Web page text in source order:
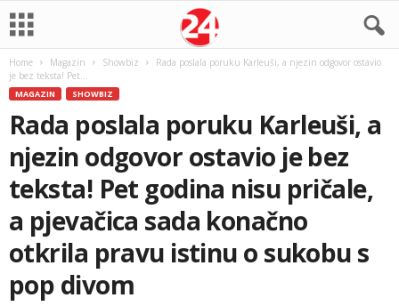
Home Magazin Showbiz
Rada poslala poruku Karleuši, a njezin odgovor ostavio
je bez teksta! Pet...
MAGAZIN SHOWBIZ
Rada poslala poruku Karleuši, a
njezin odgovor ostavio je bez
teksta! Pet godina nisu pričale,
a pjevačica sada konačno
otkrila pravu istinu o sukobu s
pop divom